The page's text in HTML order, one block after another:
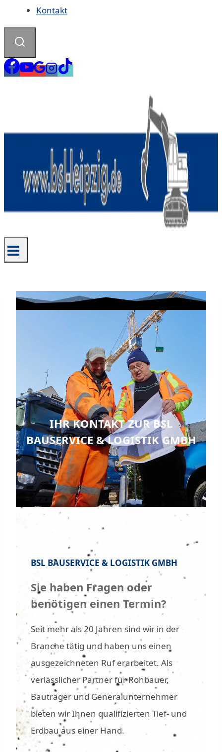
Kontakt
IHR KONTAKT ZUR BSL
BAUSERVICE & LOGISTIK GMBH
BSL BAUSERVICE & LOGISTIK GMBH
Sie haben Fragen oder
benötigen einen Termin?
Seit mehr als 20 Jahren sind wir in der
Branche tätig und haben uns einen
ausgezeichneten Ruf erarbeitet. Als
verlässlicher Partner für Rohbauer,
Bauträger und Generalunternehmer
bieten wir Ihnen qualifizierten Tief- und
Erdbau aus einer Hand.